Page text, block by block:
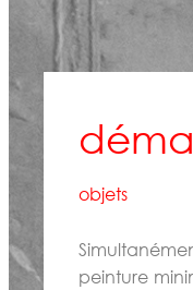
objets
peinture